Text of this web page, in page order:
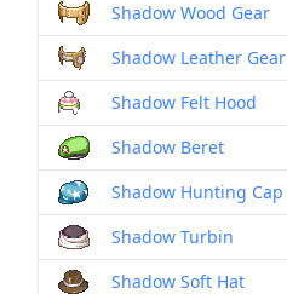
Shadow Wood Gear
Shadow Leather Gear
Shadow Felt Hood
Shadow Beret
Shadow Hunting Cap
Shadow Turbin
Shadow Soft Hat